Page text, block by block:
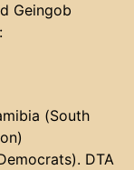
Geingob
(South
DTA